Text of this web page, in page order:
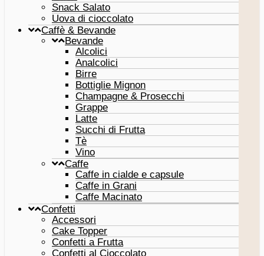
Snack Salato
Uova di cioccolato
Caffè & Bevande
Bevande
Alcolici
Analcolici
Birre
Bottiglie Mignon
Champagne & Prosecchi
Grappe
Latte
Succhi di Frutta
Tè
Vino
Caffe
Caffe in cialde e capsule
Caffe in Grani
Caffe Macinato
Confetti
Accessori
Cake Topper
Confetti a Frutta
Confetti al Cioccolato